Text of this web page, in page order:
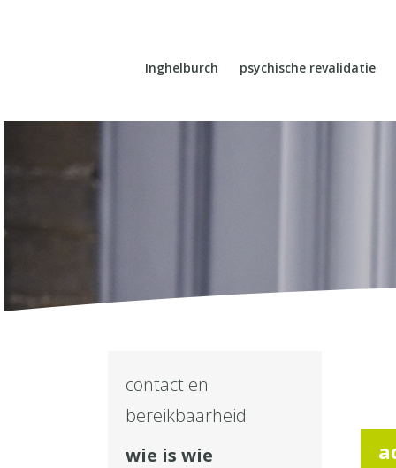
Inghelburch psychische revalidatie
contact en
bereikbaarheid
wie is wie